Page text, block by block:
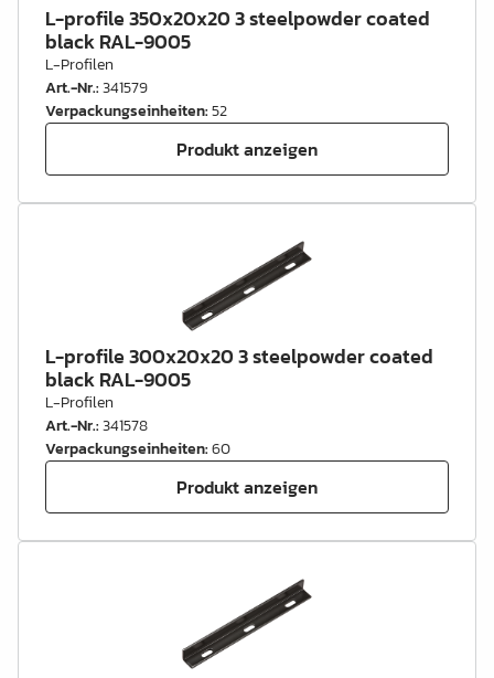
L-profile 350x20x20 3 steelpowder coated
black RAL-9005
L-Profilen
Art.-Nr.:341579
Verpackungseinheiten:52
Produkt anzeigen
L-profile 300x20x20 3 steelpowder coated
black RAL-9005
L-Profilen
Art.-Nr.:341578
Verpackungseinheiten:60
Produkt anzeigen